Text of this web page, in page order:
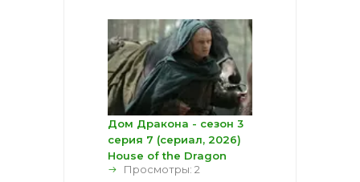
Дом Дракона - сезон 3
серия 7 (сериал, 2026)
House of the Dragon
Просмотры: 2